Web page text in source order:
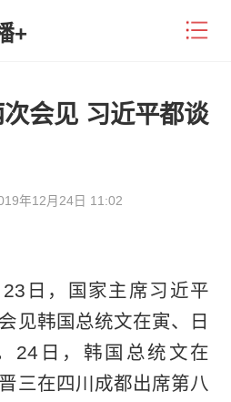
+
会见 习近平都谈
年12月24日 11:02
23日，国家主席习近平
见韩国总统文在寅、日
24日，韩国总统文在
三在四川成都出席第八